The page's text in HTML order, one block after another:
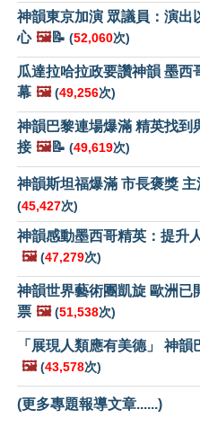
神韻東京加演 眾議員：演出
心 🖼️📝 (52,060次)
瓜達拉哈拉政要讚神韻 墨西
幕 🖼️ (49,256次)
神韻巴黎連場爆滿 精英找到
接 🖼️📝 (49,619次)
神韻斯坦福爆滿 市長褒獎
(45,427次)
神韻感動墨西哥精英：提升
🖼️ (47,279次)
神韻世界藝術團凱旋 歐洲已
票 🖼️ (51,538次)
「展現人類應有美德」 神韻
🖼️ (43,578次)
(更多專題報導文章......)